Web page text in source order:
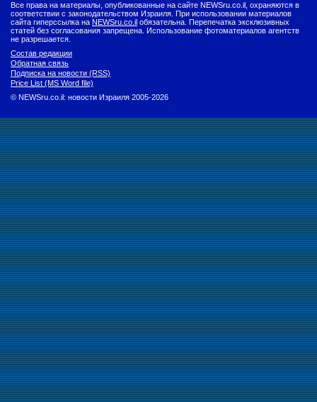
Все права на материалы, опубликованные на сайте NEWSru.co.il, охраняются в
соответствии с законодательством Израиля. При использовании материалов
сайта гиперссылка на NEWSru.co.il обязательна. Перепечатка эксклюзивных
статей без согласования запрещена. Использование фотоматериалов агентств
не разрешается.
Состав редакции
Обратная связь
Подписка на новости (RSS)
Price List (MS Word file)
© NEWSru.co.il: новости Израиля 2005-2026